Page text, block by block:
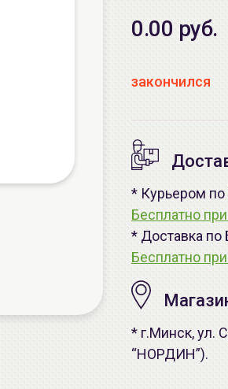
0.00 руб.
закончился
* Курьером по
Бесплатно
* Доставка по
Бесплатно
* г.Минск, ул.
“НОРДИН”).